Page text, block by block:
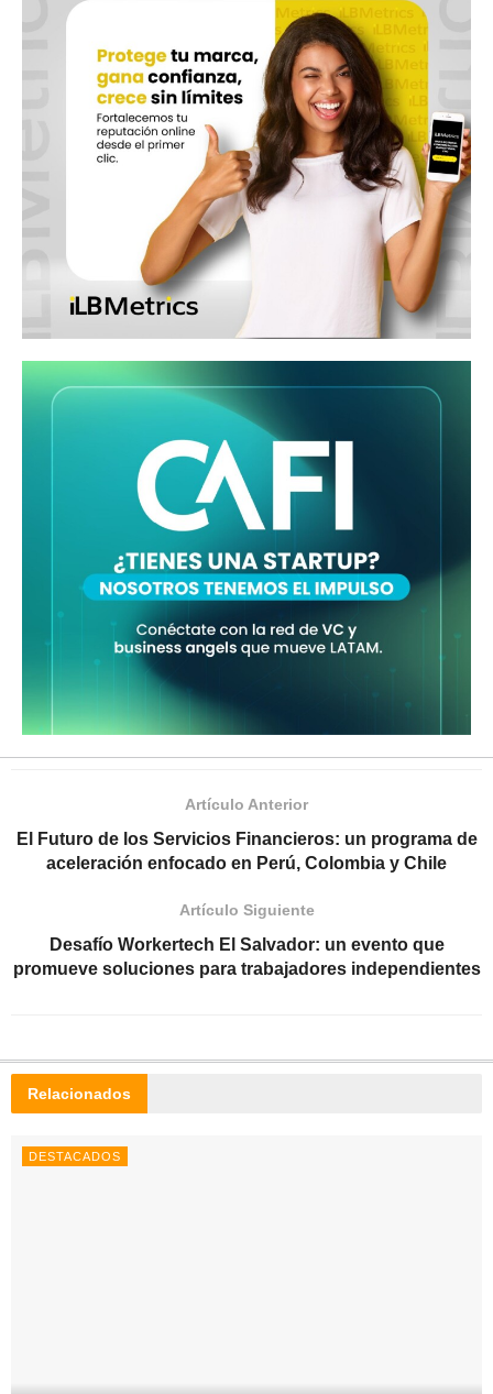
Artículo Anterior
El Futuro de los Servicios Financieros: un programa de
aceleración enfocado en Perú, Colombia y Chile
Artículo Siguiente
Desafío Workertech El Salvador: un evento que
promueve soluciones para trabajadores independientes
Relacionados
DESTACADOS